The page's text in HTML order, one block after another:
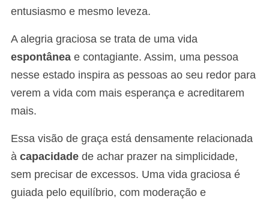
entusiasmo e mesmo leveza.
A alegria graciosa se trata de uma vida
espontânea e contagiante. Assim, uma pessoa
nesse estado inspira as pessoas ao seu redor para
verem a vida com mais esperança e acreditarem
mais.
Essa visão de graça está densamente relacionada
à capacidade de achar prazer na simplicidade,
sem precisar de excessos. Uma vida graciosa é
guiada pelo equilíbrio, com moderação e